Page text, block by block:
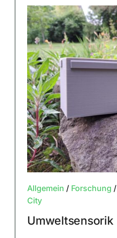
Allgemein / Forschung /
City
Umweltsensorik